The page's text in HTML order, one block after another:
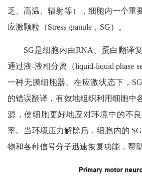
乏、高温、辐射等），细胞内一个重
应激颗粒（Stress granule，SG）。
SG是细胞内由RNA、蛋白翻译
通过液-液相分离（liquid-liquid phase
一种无膜细胞器。在应激状态下，
的错误翻译，有效地组织利用细胞中
源，使细胞更好地应对环境中的不
率。当环境压力解除后，细胞内的
物和各种信号分子迅速恢复功能，帮